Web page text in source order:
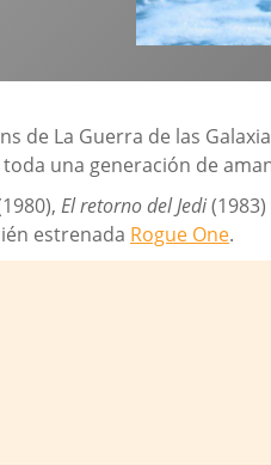
La Guerra de las
una generación de
El retorno del Jedi(1983)
estrenada Rogue One.